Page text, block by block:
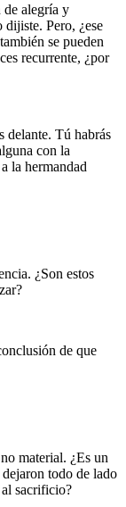
de alegría y
Pero, ¿ese
se pueden
recurrente, ¿por
delante. Tú habrás
con la
la hermandad
¿Son estos
de que
material. ¿Es un
todo de lado
sacrificio?